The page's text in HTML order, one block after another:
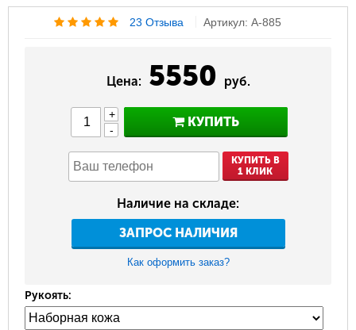
23 Отзыва Артикул: A-885
Цена: 5550 руб.
+
-
КУПИТЬ
КУПИТЬ В
1 КЛИК
Наличие на складе:
ЗАПРОС НАЛИЧИЯ
Как оформить заказ?
Рукоять: